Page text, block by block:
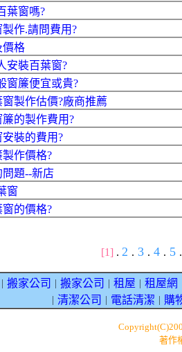
葉窗嗎?
作.請問費用?
價格
安裝百葉窗?
窗簾便宜或貴?
製作估價?廠商推薦
的製作費用?
裝的費用?
作價格?
題--新店
窗
的價格?
[1] . 2 . 3 . 4 . 5 .
搬家公司 搬家公司 租屋 租屋網
清潔公司 電話清潔 購
著作